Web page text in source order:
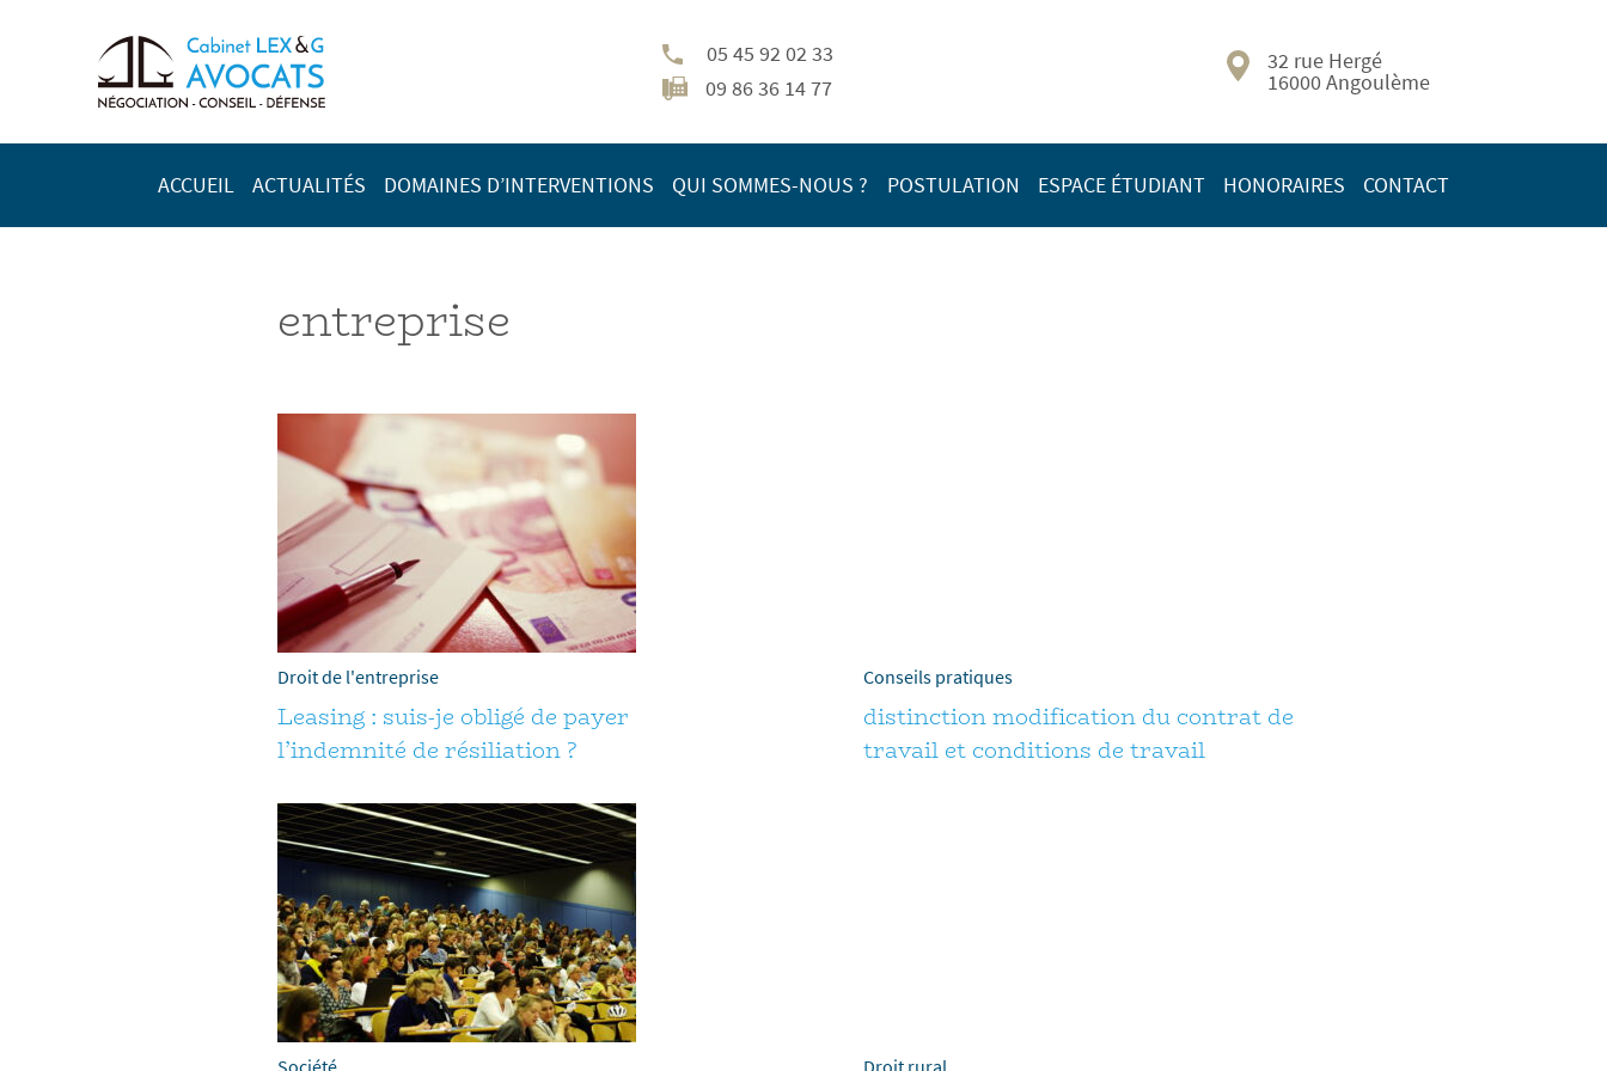
05 45 92 02 33
09 86 36 14 77
32 rue Hergé
16000 Angoulème
ACCUEIL ACTUALITÉS DOMAINES D’INTERVENTIONS QUI SOMMES-NOUS ? POSTULATION ESPACE ÉTUDIANT HONORAIRES CONTACT
entreprise
Droit de l'entreprise
Leasing : suis-je obligé de payer
l’indemnité de résiliation ?
Conseils pratiques
distinction modification du contrat de
travail et conditions de travail
Société Droit rural